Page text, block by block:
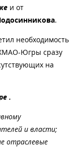
и от
.
необходимость
Югры сразу
на
.
и власти;
отраслевые